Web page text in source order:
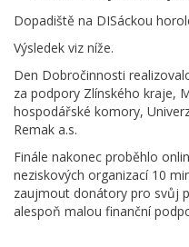
Dopadiště na DISáckou
Výsledek viz níže.
Den Dobročinnosti
za podpory Zlínského kraje,
hospodářské komory,
Remak a.s.
Finále nakonec proběhlo
neziskových organizací 10
zaujmout donátory pro svůj
alespoň malou finanční